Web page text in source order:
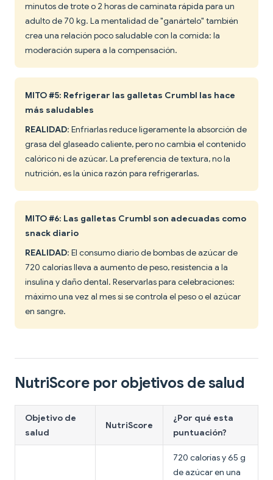
minutos de trote o 2 horas de caminata rápida para un
adulto de 70 kg. La mentalidad de "ganártelo" también
crea una relación poco saludable con la comida: la
moderación supera a la compensación.
MITO #5: Refrigerar las galletas Crumbl las hace
más saludables
REALIDAD: Enfriarlas reduce ligeramente la absorción de
grasa del glaseado caliente, pero no cambia el contenido
calórico ni de azúcar. La preferencia de textura, no la
nutrición, es la única razón para refrigerarlas.
MITO #6: Las galletas Crumbl son adecuadas como
snack diario
REALIDAD: El consumo diario de bombas de azúcar de
720 calorías lleva a aumento de peso, resistencia a la
insulina y daño dental. Reservarlas para celebraciones:
máximo una vez al mes si se controla el peso o el azúcar
en sangre.
NutriScore por objetivos de salud
Objetivo de
salud
NutriScore
¿Por qué esta
puntuación?
720 calorías y 65 g
de azúcar en una